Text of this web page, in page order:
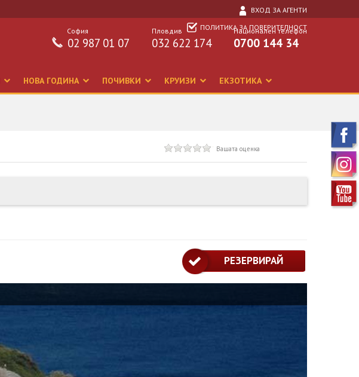
ВХОД ЗА АГЕНТИ
ПОЛИТИКА ЗА ПОВЕРИТЕЛНОСТ
Национален телефон
0700 144 34
Пловдив
032 622 174
София
02 987 01 07
НОВА ГОДИНА ПОЧИВКИ КРУИЗИ ЕКЗОТИКА
Вашата оценка
РЕЗЕРВИРАЙ